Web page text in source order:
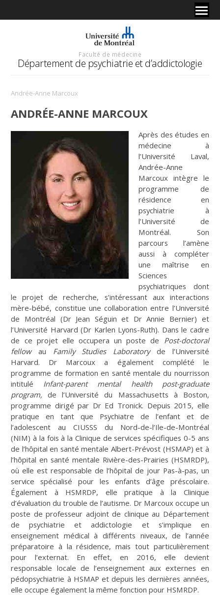
Faculté de médecine
Département de psychiatrie et d’addictologie
Andrée-Anne Marcoux
ANDRÉE-ANNE MARCOUX
Après des études en
médecine à
l’Université Laval,
Andrée-Anne
Marcoux intègre le
programme de
résidence en
psychiatrie à
l’Université de
Montréal. Son
parcours l’amène
aussi à compléter
une maîtrise en
Sciences
psychiatriques dont
le projet de recherche, s’intéressant aux interactions
mère-bébé, constitue une collaboration entre l’Université
de Montréal (Dr Jean Séguin et Dr Annie Bernier) et
l’Université Harvard (Dr Karlen Lyons-Ruth). Dans le cadre
de ce projet elle occupera un poste de Post-doctoral
fellowau Family Studies Laboratoryde l’Université
Harvard. Dr Marcoux a également complété le
programme de formation en santé mentale du nourrisson
intitulé Infant-parent mental health post-graduate
program, de l’Université du Massachusetts à Boston,
programme dirigé par Dr Ed Tronick. Depuis 2015, elle
pratique en tant que Psychiatre de l’enfant et de
l’adolescent au CIUSSS du Nord-de-l’Ile-de-Montréal
(NIM) à la fois à la Clinique de services spécifiques 0-5 ans
de l’hôpital en santé mentale Albert-Prévost (HSMAP) et à
l’hôpital en santé mentale Rivière-des-Prairies (HSMRDP),
où elle est responsable de l’hôpital de jour Pas-à-pas, un
service spécialisé pour les enfants d’âge préscolaire.
Également à HSMRDP, elle pratique à la Clinique
d’évaluation du trouble de l’autisme. Dr Marcoux occupe un
poste de professeur adjoint de clinique au Département
de psychiatrie et addictologie et s’implique en
enseignement médical à différents niveaux, de l’année
préparatoire à la résidence, mais tout particulièrement
pour l’externat. En effet, en 2016, elle devient
responsable locale de l’enseignement aux externes en
pédopsychiatrie à HSMAP et depuis les dernières années,
elle occupe également la même fonction pour HSMRDP.